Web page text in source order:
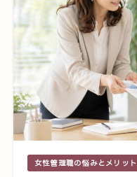
女性管理職の悩みとメリット